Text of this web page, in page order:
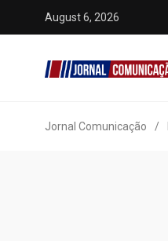
August 6, 2026
Jornal Comunicação /